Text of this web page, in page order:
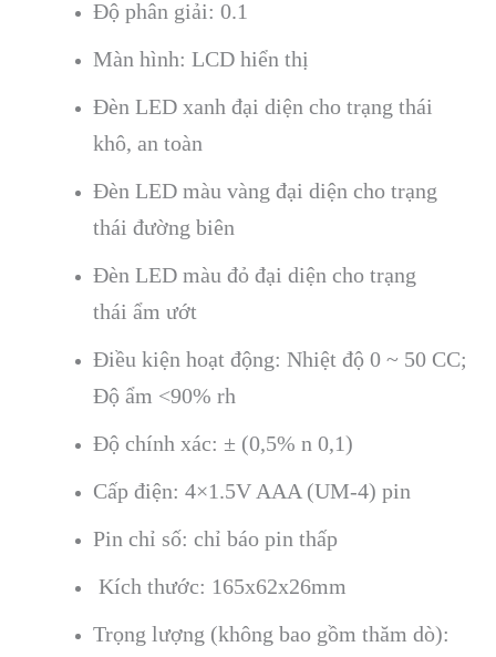
Độ phân giải: 0.1
Màn hình: LCD hiển thị
Đèn LED xanh đại diện cho trạng thái
khô, an toàn
Đèn LED màu vàng đại diện cho trạng
thái đường biên
Đèn LED màu đỏ đại diện cho trạng
thái ẩm ướt
Điều kiện hoạt động: Nhiệt độ 0 ~ 50 CC;
Độ ẩm <90% rh
Độ chính xác: ± (0,5% n 0,1)
Cấp điện: 4×1.5V AAA (UM-4) pin
Pin chỉ số: chỉ báo pin thấp
Kích thước: 165x62x26mm
Trọng lượng (không bao gồm thăm dò):